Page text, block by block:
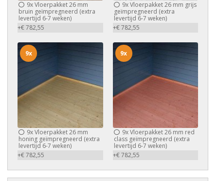
9xVloerpakket 26 mm
bruin geïmpregneerd (extra
levertijd 6-7 weken)
+€ 782,55
9xVloerpakket 26 mm grijs
geïmpregneerd (extra
levertijd 6-7 weken)
+€ 782,55
9xVloerpakket 26 mm
honing geïmpregneerd (extra
levertijd 6-7 weken)
+€ 782,55
9x
9xVloerpakket 26 mm red
class geïmpregneerd (extra
levertijd 6-7 weken)
+€ 782,55
9x